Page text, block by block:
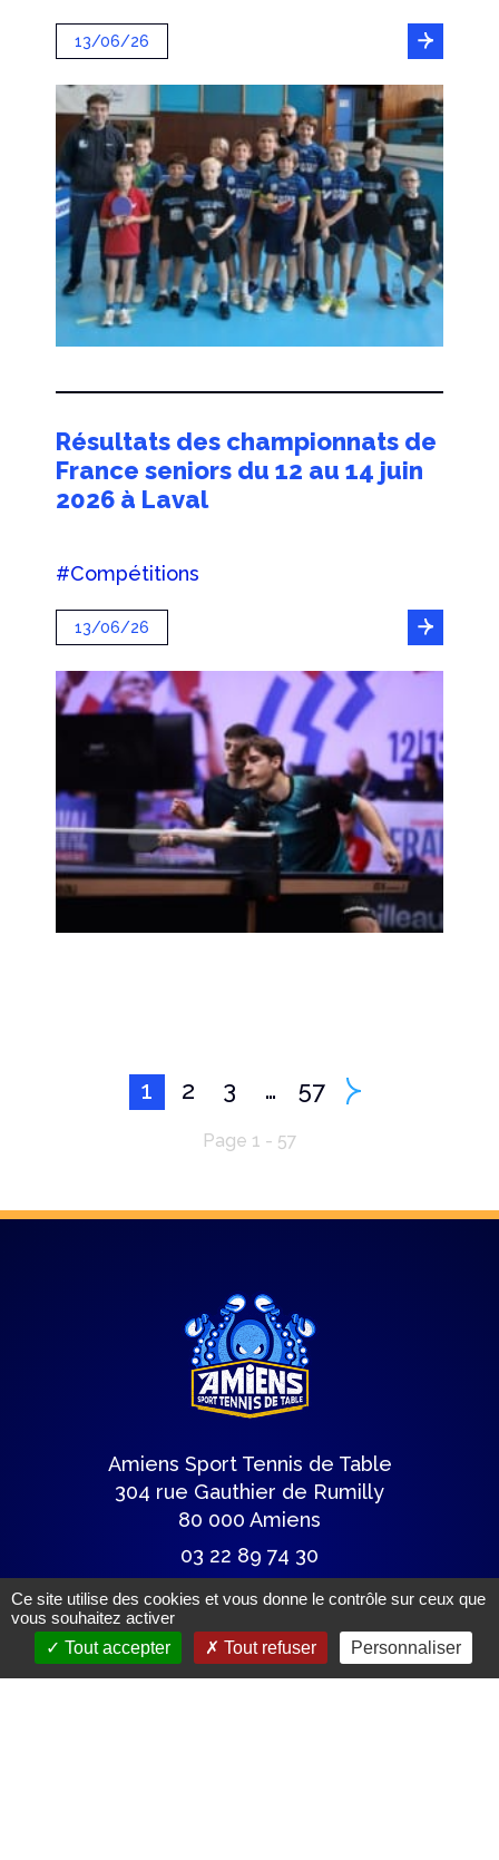
13/06/26
Résultats des championnats de
France seniors du 12 au 14 juin
2026 à Laval
#Compétitions
13/06/26
1 2 3 … 57
Page 1 - 57
Amiens Sport Tennis de Table
304 rue Gauthier de Rumilly
80 000 Amiens
03 22 89 74 30
astt@wanadoo.fr
Ce site utilise des cookies et vous donne le contrôle sur ceux que
vous souhaitez activer
Tout accepter
Tout refuser Personnaliser